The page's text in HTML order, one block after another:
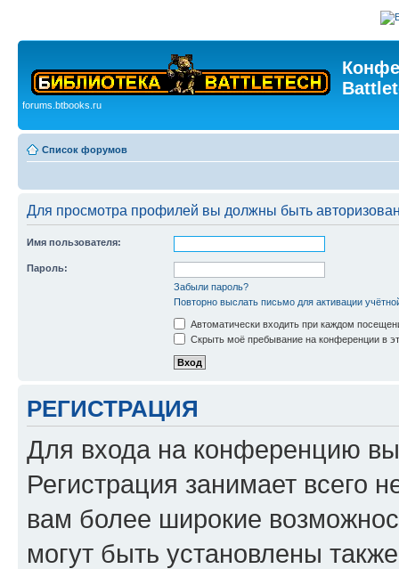
forums.btbooks.ru
Список форумов
Для просмотра профилей вы должны быть
Имя пользователя:
Пароль:
Забыли пароль?
Повторно выслать письмо для активации
Автоматически входить при каждом
Скрыть моё пребывание на конференции в
РЕГИСТРАЦИЯ
Для входа на конференцию
Регистрация занимает всего
вам более широкие
могут быть установлены